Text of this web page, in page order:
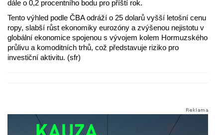
dále o 0,2 procentního bodu pro příští rok.
Tento výhled podle ČBA odráží o 25 dolarů vyšší letošní cenu
ropy, slabší růst ekonomiky eurozóny a zvýšenou nejistotu v
globální ekonomice spojenou s vývojem kolem Hormuzského
průlivu a komoditních trhů, což představuje riziko pro
investiční aktivitu. (sfr)